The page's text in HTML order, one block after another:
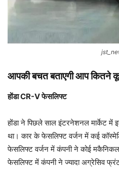
आपकी बचत बताएगी आप कितने
होंडा CR-V फेसलिफ्ट
होंडा ने पिछले साल इंटरनेशनल मार्केट में
था। कार के फेसलिफ्ट वर्जन में कई
फेसलिफ्ट वर्जन में कंपनी ने कोई
फेसलिफ्ट में कंपनी ने ज्यादा अग्रेसिव